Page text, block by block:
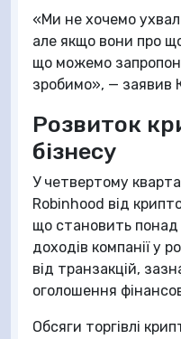
«Ми не хочемо
але якщо вони про
що можемо
зробимо», — заявив
Розвиток
бізнесу
У четвертому
Robinhood від
що становить понад
доходів компанії у
від транзакцій,
оголошення
Обсяги торгівлі